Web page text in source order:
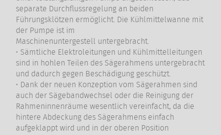
separate Durchflussregelung an beiden
Führungsklötzen ermöglicht. Die Kühlmittelwanne mit
der Pumpe ist im
Maschinenuntergestell untergebracht.
• Sämtliche Elektroleitungen und Kühlmittelleitungen
sind in hohlen Teilen des Sägerahmens untergebracht
und dadurch gegen Beschädigung geschützt.
• Dank der neuen Konzeption vom Sägerahmen sind
auch der Sägebandwechsel oder die Reinigung der
Rahmeninnenräume wesentlich vereinfacht, da die
hintere Abdeckung des Sägerahmens einfach
aufgeklappt wird und in der oberen Position